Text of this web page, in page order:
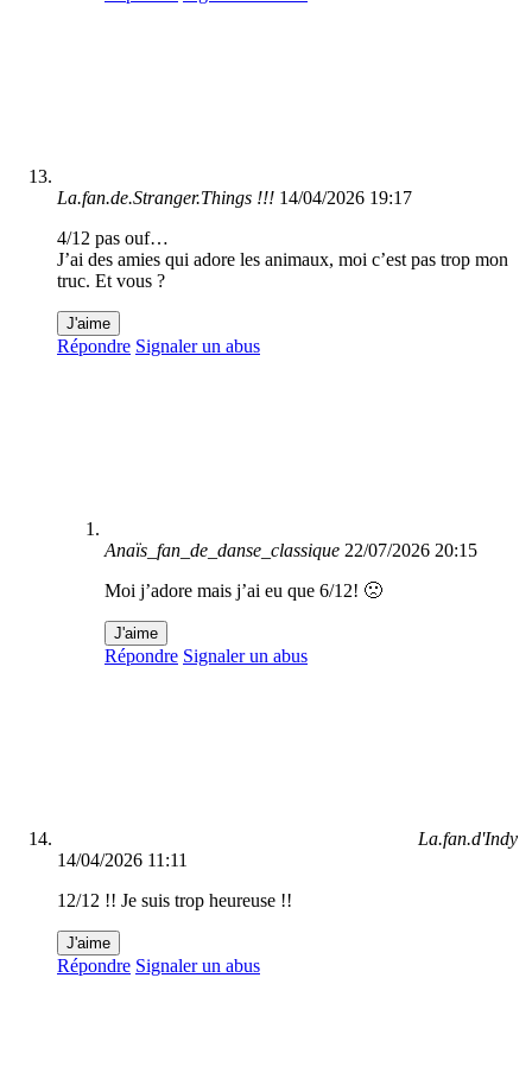
La.fan.de.Stranger.Things !!! 14/04/2026 19:17
4/12 pas ouf…
J’ai des amies qui adore les animaux, moi c’est pas trop mon
truc. Et vous ?
J'aime
Répondre Signaler un abus
Anaïs_fan_de_danse_classique 22/07/2026 20:15
Moi j’adore mais j’ai eu que 6/12! 🙁
J'aime
Répondre Signaler un abus
La.fan.d'Indy
14/04/2026 11:11
12/12 !! Je suis trop heureuse !!
J'aime
Répondre Signaler un abus